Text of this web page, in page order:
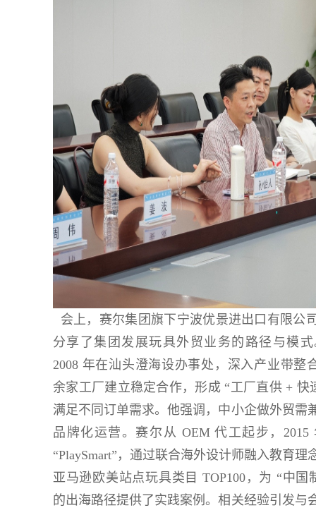
会上，赛尔集团旗下宁波优景进出口有限公
分享了集团发展玩具外贸业务的路径与模
2008 年在汕头澄海设办事处，深入产业带整
余家工厂建立稳定合作，形成 “工厂直供 + 快
满足不同订单需求。他强调，中小企做外贸需
品牌化运营。赛尔从 OEM 代工起步，2015
“PlaySmart”，通过联合海外设计师融入教育理
亚马逊欧美站点玩具类目 TOP100，为 “中国
的出海路径提供了实践案例。相关经验引发与